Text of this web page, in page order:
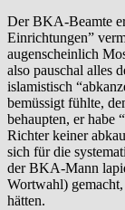
Der BKA-Beamte
Einrichtungen”
augenscheinlich
also pauschal alles
islamistisch
bemüssigt fühlte,
behaupten, er habe
Richter keiner
sich für die
der BKA-Mann
Wortwahl)
hätten.